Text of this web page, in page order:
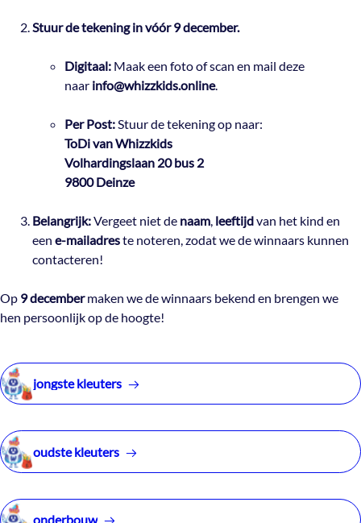
Stuur de tekening in vóór 9 december.
Digitaal: Maak een foto of scan en mail deze
naar info@whizzkids.online.
Per Post:Stuur de tekening op naar:
ToDi van Whizzkids
Volhardingslaan 20 bus 2
9800 Deinze
Belangrijk:Vergeet niet de naam, leeftijdvan het kind en
een e-mailadreste noteren, zodat we de winnaars kunnen
contacteren!
Op 9 decembermaken we de winnaars bekend en brengen we
hen persoonlijk op de hoogte!
jongste kleuters
oudste kleuters
onderbouw